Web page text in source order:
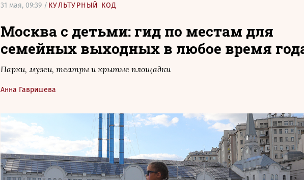
31 мая, 09:39 / КУЛЬТУРНЫЙ КОД
Москва с детьми: гид по местам для
семейных выходных в любое время
Парки, музеи, театры и крытые площадки
Анна Гавришева